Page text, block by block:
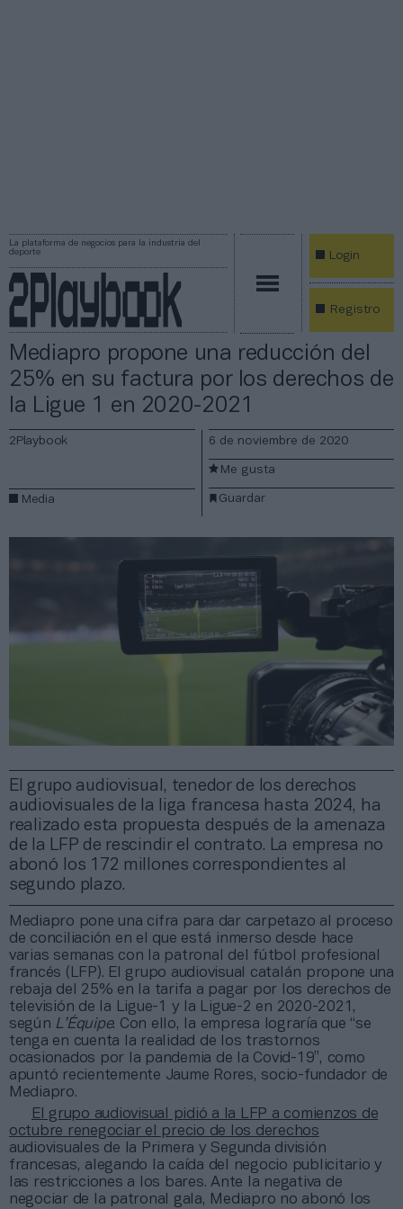
La plataforma de negocios para la industria del
deporte
Login
Registro
Mediapro propone una reducción del
25% en su factura por los derechos de
la Ligue 1 en 2020-2021
El grupo audiovisual, tenedor de los derechos
audiovisuales de la liga francesa hasta 2024, ha
realizado esta propuesta después de la amenaza
de la LFP de rescindir el contrato. La empresa no
abonó los 172 millones correspondientes al
segundo plazo.
2Playbook
Media
6 de noviembre de 2020
Guardar
Me gusta
Mediapro pone una cifra para dar carpetazo al proceso
de conciliación en el que está inmerso desde hace
varias semanas con la patronal del fútbol profesional
francés (LFP). El grupo audiovisual catalán propone una
rebaja del 25% en la tarifa a pagar por los derechos de
televisión de la Ligue-1 y la Ligue-2 en 2020-2021,
según L’Équipe. Con ello, la empresa lograría que “se
tenga en cuenta la realidad de los trastornos
ocasionados por la pandemia de la Covid-19”, como
apuntó recientemente Jaume Rores, socio-fundador de
Mediapro.
El grupo audiovisual pidió a la LFP a comienzos de
octubre renegociar el precio de los derechos
audiovisuales de la Primera y Segunda división
francesas, alegando la caída del negocio publicitario y
las restricciones a los bares. Ante la negativa de
negociar de la patronal gala, Mediapro no abonó los